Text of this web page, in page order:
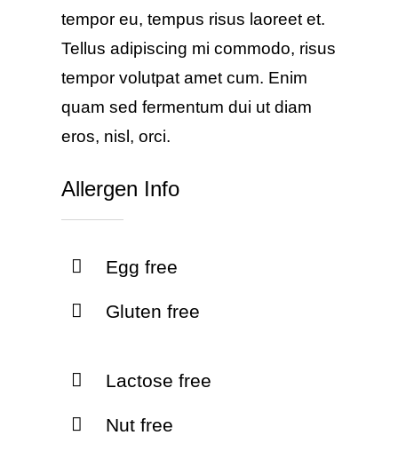
tempor eu, tempus risus laoreet et.
Tellus adipiscing mi commodo, risus
tempor volutpat amet cum. Enim
quam sed fermentum dui ut diam
eros, nisl, orci.
Allergen Info
Egg free
Gluten free
Lactose free
Nut free